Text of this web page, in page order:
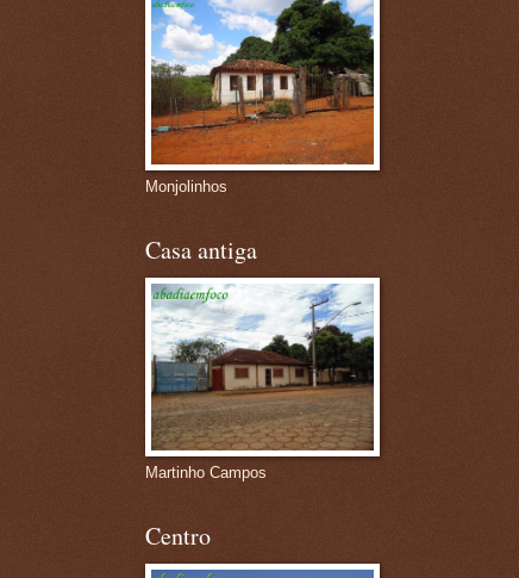
Monjolinhos
Casa antiga
Martinho Campos
Centro